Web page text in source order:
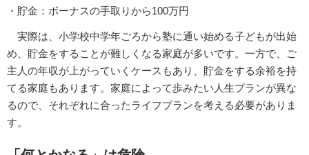
・貯金：ボーナスの手取りから100万円
実際は、小学校中学年ごろから塾に通い始める子どもが出始
め、貯金をすることが難しくなる家庭が多いです。一方で、ご
主人の年収が上がっていくケースもあり、貯金をする余裕を持
てる家庭もあります。家庭によって歩みたい人生プランが異な
るので、それぞれに合ったライフプランを考える必要がありま
す。